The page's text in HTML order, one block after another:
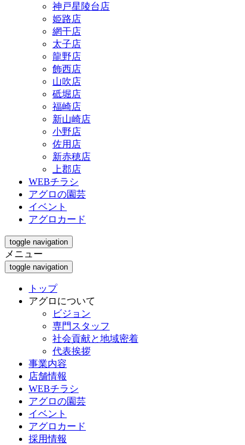
神戸星陵台店
姫路店
網干店
太子店
龍野店
飾西店
山吹店
砥堀店
福崎店
新山崎店
小野店
佐用店
新赤穂店
上郡店
WEBチラシ
アグロの園芸
イベント
アグロカード
toggle navigation
メニュー
toggle navigation
トップ
アグロについて
ビジョン
専門スタッフ
社会貢献と地域密着
代表挨拶
事業内容
店舗情報
WEBチラシ
アグロの園芸
イベント
アグロカード
採用情報